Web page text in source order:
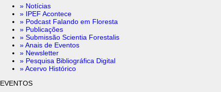
» Notícias
» IPEF Acontece
» Podcast Falando em Floresta
» Publicações
» Submissão Scientia Forestalis
» Anais de Eventos
» Newsletter
» Pesquisa Bibliográfica Digital
» Acervo Histórico
EVENTOS